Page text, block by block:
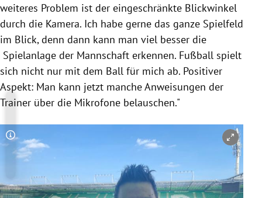
weiteres Problem ist der eingeschränkte Blickwinkel
durch die Kamera. Ich habe gerne das ganze Spielfeld
im Blick, denn dann kann man viel besser die
Spielanlage der Mannschaft erkennen. Fußball spielt
sich nicht nur mit dem Ball für mich ab. Positiver
Aspekt: Man kann jetzt manche Anweisungen der
Trainer über die Mikrofone belauschen."
Copyright-Hinweis öffnen/schließen